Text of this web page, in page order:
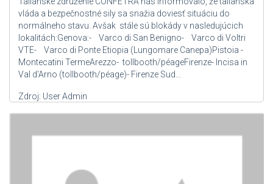
vláda a bezpečnostné sily sa snažia doviesť situáciu do
normálneho stavu. Avšak stále sú blokády v nasledujúcich
lokalitách:Genova:- Varco di San Benigno- Varco di Voltri
VTE- Varco di Ponte Etiopia (Lungomare Canepa)Pistoia -
Montecatini TermeArezzo- tollbooth/péageFirenze- Incisa in
Val d'Arno (tollbooth/péage)- Firenze Sud...
Zdroj: User Admin